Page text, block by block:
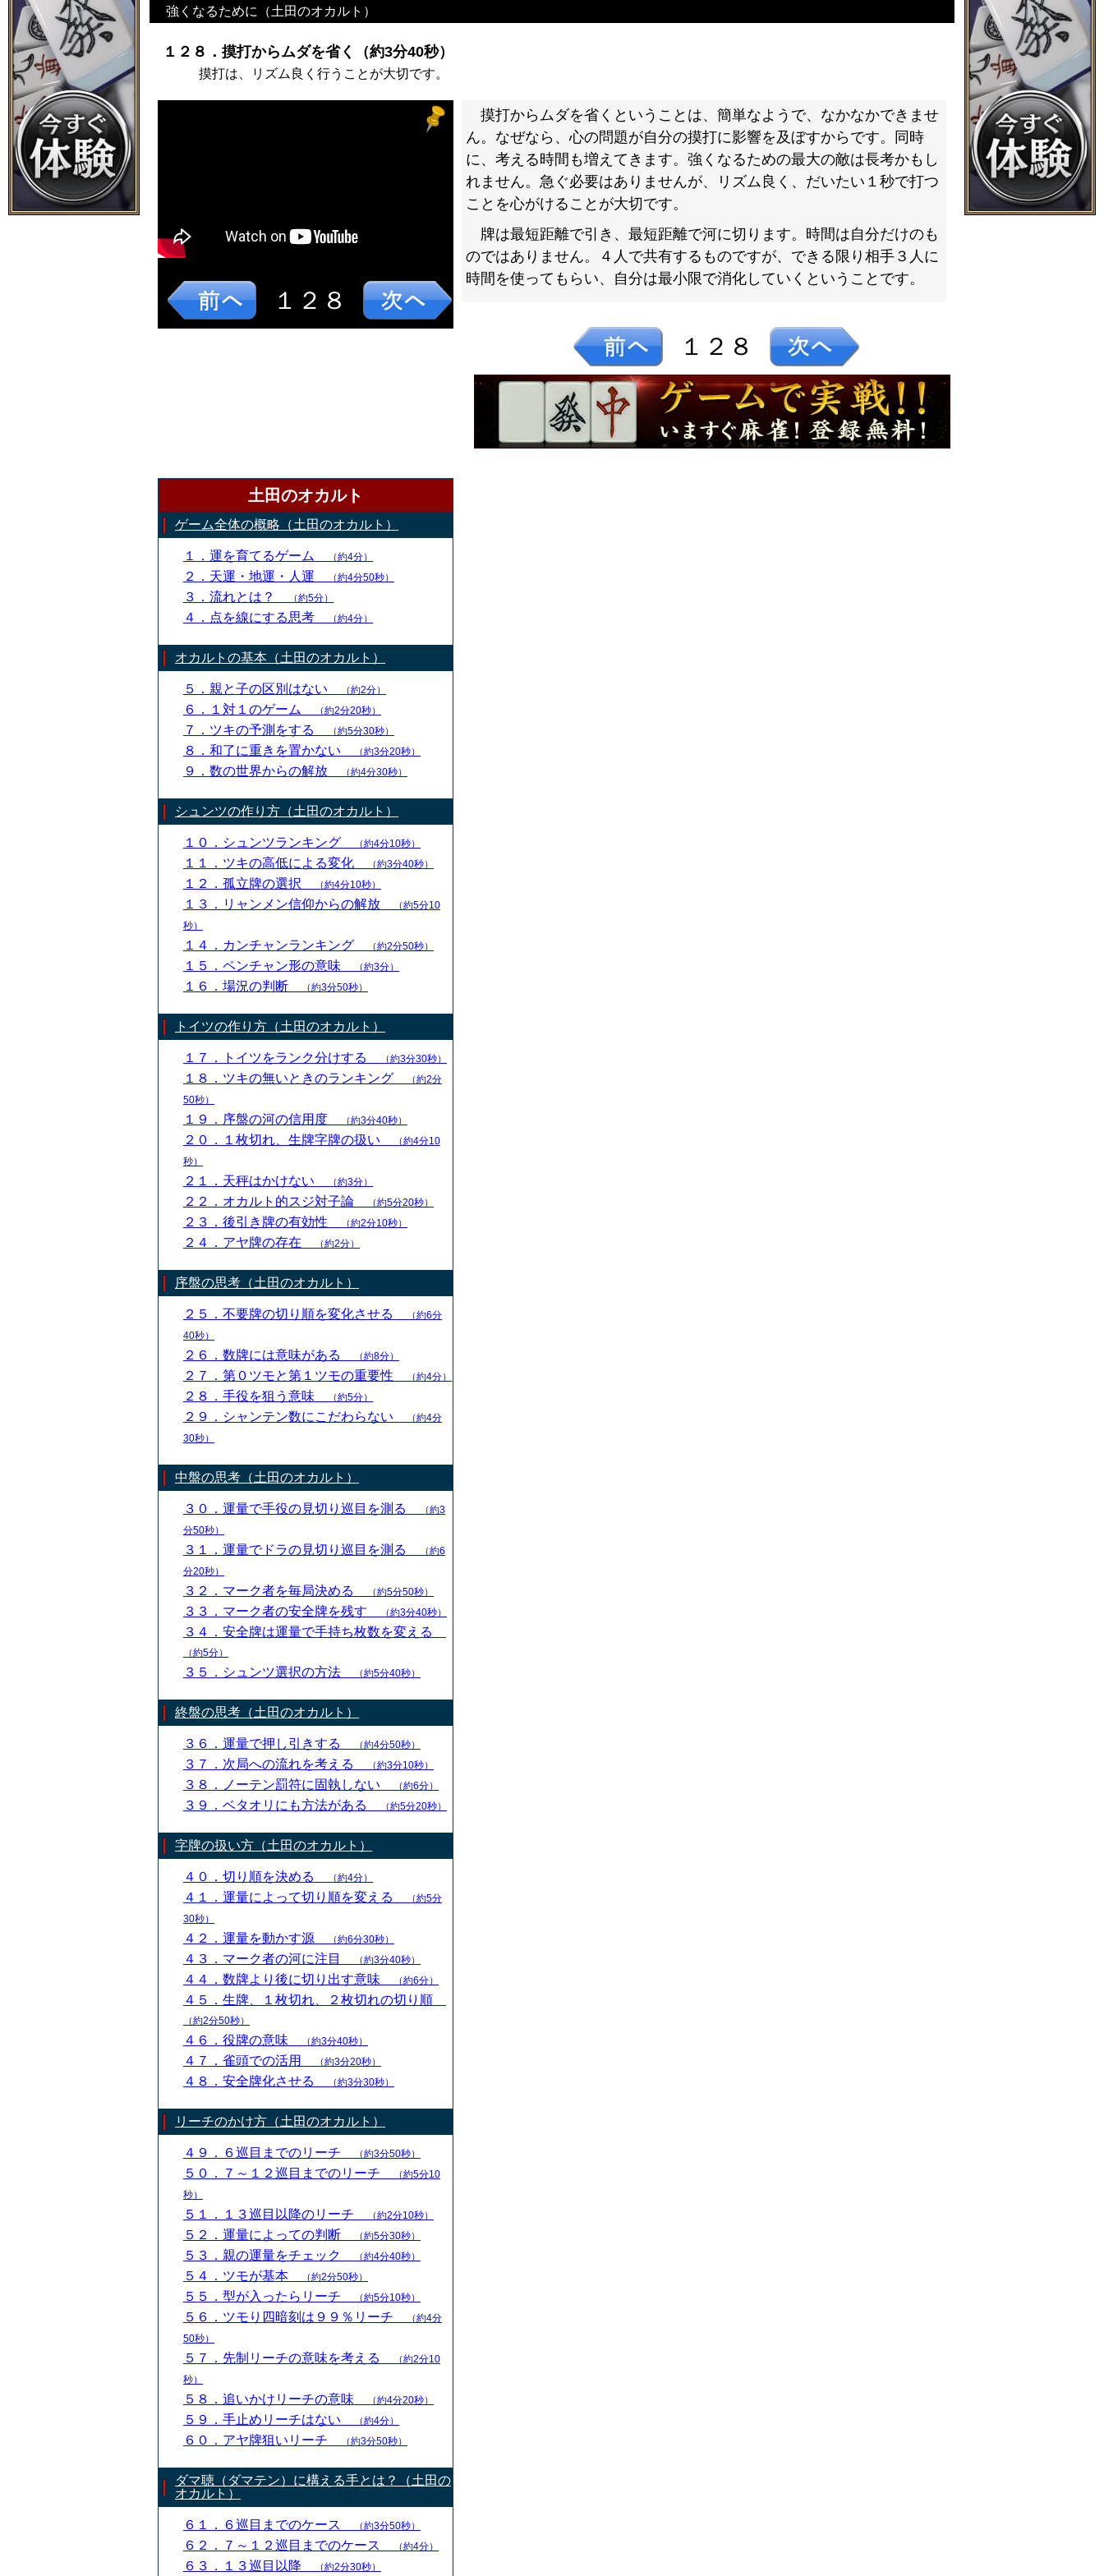
強くなるために（土田のオカルト）
１２８．摸打からムダを省く（約3分40秒）
摸打は、リズム良く行うことが大切です。
１２８
土田のオカルト
ゲーム全体の概略（土田のオカルト）
１．運を育てるゲーム （約4分）
２．天運・地運・人運 （約4分50秒）
３．流れとは？ （約5分）
４．点を線にする思考 （約4分）
オカルトの基本（土田のオカルト）
５．親と子の区別はない （約2分）
６．１対１のゲーム （約2分20秒）
７．ツキの予測をする （約5分30秒）
８．和了に重きを置かない （約3分20秒）
９．数の世界からの解放 （約4分30秒）
シュンツの作り方（土田のオカルト）
１０．シュンツランキング （約4分10秒）
１１．ツキの高低による変化 （約3分40秒）
１２．孤立牌の選択 （約4分10秒）
１３．リャンメン信仰からの解放
（約5分10
秒）
１４．カンチャンランキング （約2分50秒）
１５．ペンチャン形の意味 （約3分）
１６．場況の判断 （約3分50秒）
トイツの作り方（土田のオカルト）
１７．トイツをランク分けする （約3分30秒）
１８．ツキの無いときのランキング
（約2分
50秒）
１９．序盤の河の信用度 （約3分40秒）
２０．１枚切れ、生牌字牌の扱い
（約4分10
秒）
２１．天秤はかけない （約3分）
２２．オカルト的スジ対子論 （約5分20秒）
２３．後引き牌の有効性 （約2分10秒）
２４．アヤ牌の存在 （約2分）
序盤の思考（土田のオカルト）
２５．不要牌の切り順を変化させる
（約6分
40秒）
２６．数牌には意味がある （約8分）
２７．第０ツモと第１ツモの重要性 （約4分）
２８．手役を狙う意味 （約5分）
２９．シャンテン数にこだわらない
（約4分
30秒）
中盤の思考（土田のオカルト）
３０．運量で手役の見切り巡目を測る
（約3
分50秒）
３１．運量でドラの見切り巡目を測る
（約6
分20秒）
３２．マーク者を毎局決める （約5分50秒）
３３．マーク者の安全牌を残す （約3分40秒）
３４．安全牌は運量で手持ち枚数を変える
（約5分）
３５．シュンツ選択の方法 （約5分40秒）
終盤の思考（土田のオカルト）
３６．運量で押し引きする （約4分50秒）
３７．次局への流れを考える （約3分10秒）
３８．ノーテン罰符に固執しない （約6分）
３９．ベタオリにも方法がある （約5分20秒）
字牌の扱い方（土田のオカルト）
４０．切り順を決める （約4分）
４１．運量によって切り順を変える
（約5分
30秒）
４２．運量を動かす源 （約6分30秒）
４３．マーク者の河に注目 （約3分40秒）
４４．数牌より後に切り出す意味 （約6分）
４５．生牌、１枚切れ、２枚切れの切り順
（約2分50秒）
４６．役牌の意味 （約3分40秒）
４７．雀頭での活用 （約3分20秒）
４８．安全牌化させる （約3分30秒）
リーチのかけ方（土田のオカルト）
４９．６巡目までのリーチ （約3分50秒）
５０．７～１２巡目までのリーチ
（約5分10
秒）
５１．１３巡目以降のリーチ （約2分10秒）
５２．運量によっての判断 （約5分30秒）
５３．親の運量をチェック （約4分40秒）
５４．ツモが基本 （約2分50秒）
５５．型が入ったらリーチ （約5分10秒）
５６．ツモり四暗刻は９９％リーチ
（約4分
50秒）
５７．先制リーチの意味を考える
（約2分10
秒）
５８．追いかけリーチの意味 （約4分20秒）
５９．手止めリーチはない （約4分）
６０．アヤ牌狙いリーチ （約3分50秒）
ダマ聴（ダマテン）に構える手とは？（土田の
オカルト）
６１．６巡目までのケース （約3分50秒）
６２．７～１２巡目までのケース （約4分）
６３．１３巡目以降 （約2分30秒）
摸打からムダを省くということは、簡単なようで、なかなかできませ
ん。なぜなら、心の問題が自分の摸打に影響を及ぼすからです。同時
に、考える時間も増えてきます。強くなるための最大の敵は長考かもし
れません。急ぐ必要はありませんが、リズム良く、だいたい１秒で打つ
ことを心がけることが大切です。
牌は最短距離で引き、最短距離で河に切ります。時間は自分だけのも
のではありません。４人で共有するものですが、できる限り相手３人に
時間を使ってもらい、自分は最小限で消化していくということです。
１２８